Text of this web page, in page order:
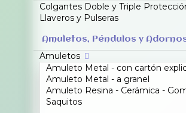
Colgantes Doble y Triple
Llaveros y Pulseras
Amuletos, Péndulos y
Amuletos
Amuleto Metal - con cartón
Amuleto Metal - a granel
Amuleto Resina - Cerámica -
Saquitos